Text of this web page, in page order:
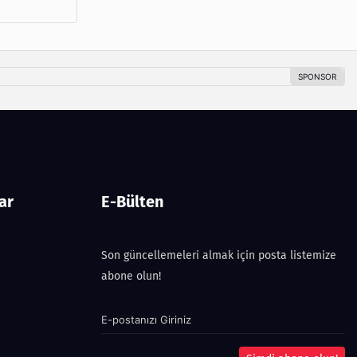
E-Bülten
Son güncellemeleri almak için posta listemize
abone olun!